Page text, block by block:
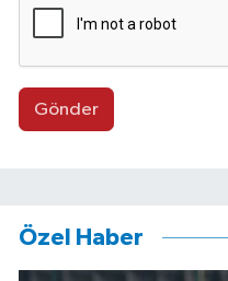
Gönder
Özel Haber